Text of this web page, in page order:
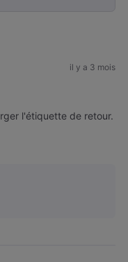
il y a 3 mois
l'étiquette de retour.